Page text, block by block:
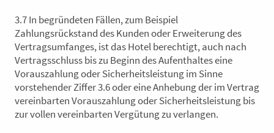
3.7 In begründeten Fällen, zum Beispiel
Zahlungsrückstand des Kunden oder Erweiterung des
Vertragsumfanges, ist das Hotel berechtigt, auch nach
Vertragsschluss bis zu Beginn des Aufenthaltes eine
Vorauszahlung oder Sicherheitsleistung im Sinne
vorstehender Ziffer 3.6 oder eine Anhebung der im Vertrag
vereinbarten Vorauszahlung oder Sicherheitsleistung bis
zur vollen vereinbarten Vergütung zu verlangen.